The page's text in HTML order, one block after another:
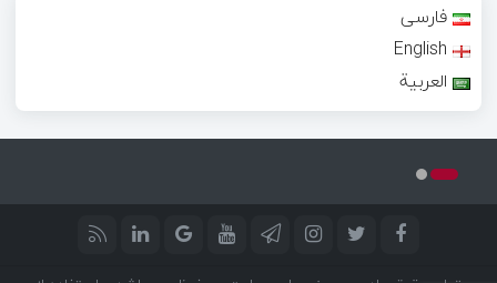
فارسی
English
العربية